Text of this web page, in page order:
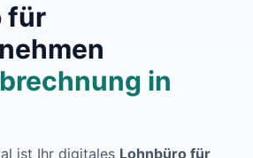
für
in
ist Ihr digitales Lohnbüro für